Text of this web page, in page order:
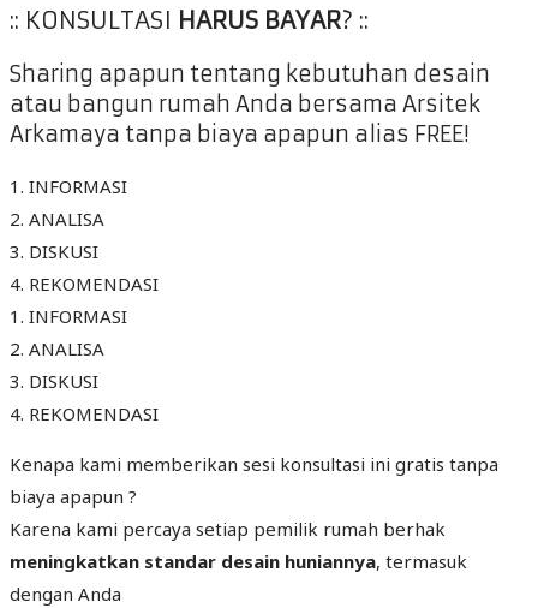
:: KONSULTASI HARUS BAYAR? ::
Sharing apapun tentang kebutuhan desain
atau bangun rumah Anda bersama Arsitek
Arkamaya tanpa biaya apapun alias FREE!
1. INFORMASI
2. ANALISA
3. DISKUSI
4. REKOMENDASI
1. INFORMASI
2. ANALISA
3. DISKUSI
4. REKOMENDASI
Kenapa kami memberikan sesi konsultasi ini gratis tanpa
biaya apapun ?
Karena kami percaya setiap pemilik rumah berhak
meningkatkan standar desain huniannya, termasuk
dengan Anda